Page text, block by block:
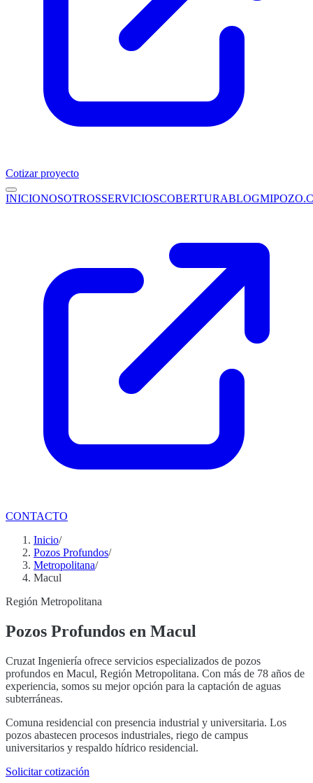
Cotizar proyecto
INICIONOSOTROSSERVICIOSCOBERTURABLOG
CONTACTO
Inicio/
Pozos Profundos/
Metropolitana/
Macul
Región Metropolitana
Pozos Profundos en Macul
Cruzat Ingeniería ofrece servicios especializados de pozos
profundos en Macul, Región Metropolitana. Con más de 78 años de
experiencia, somos su mejor opción para la captación de aguas
subterráneas.
Comuna residencial con presencia industrial y universitaria. Los
pozos abastecen procesos industriales, riego de campus
universitarios y respaldo hídrico residencial.
Solicitar cotización